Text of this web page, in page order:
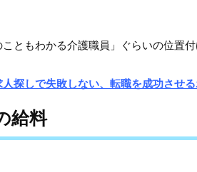
ともわかる介護職員」ぐらいの位置
探しで失敗しない、転職を成功させる
給料